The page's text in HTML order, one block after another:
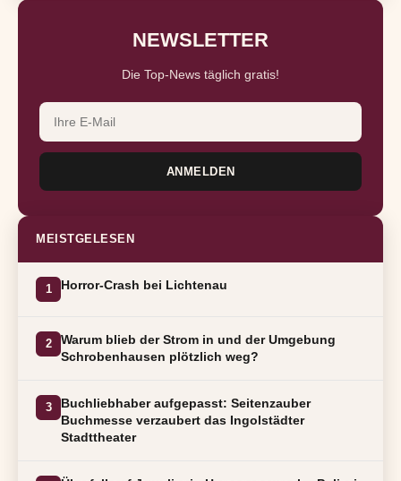
NEWSLETTER
Die Top-News täglich gratis!
ANMELDEN
MEISTGELESEN
1 Horror-Crash bei Lichtenau
2
Warum blieb der Strom in und der Umgebung
Schrobenhausen plötzlich weg?
3
Buchliebhaber aufgepasst: Seitenzauber
Buchmesse verzaubert das Ingolstädter
Stadttheater